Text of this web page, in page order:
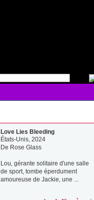
Love Lies Bleeding
États-Unis, 2024
De Rose Glass
Lou, gérante solitaire d'une salle
de sport, tombe éperdument
amoureuse de Jackie, une ...